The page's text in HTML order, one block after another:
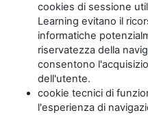
cookies di sessione
Learning evitano il
informatiche
riservatezza della
consentono
dell'utente.
cookie tecnici di
l'esperienza di